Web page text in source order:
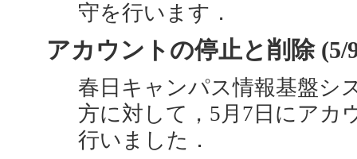
守を行います．
アカウントの停止と削除 (5/
春日キャンパス情報基盤シ
方に対して，5月7日にアカ
行いました．